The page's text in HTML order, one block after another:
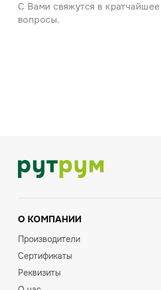
С Вами свяжутся в
вопросы.
О КОМПАНИИ
Производители
Сертификаты
Реквизиты